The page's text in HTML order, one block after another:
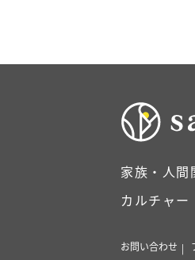
家族・人間
カルチャー
お問い合わせ